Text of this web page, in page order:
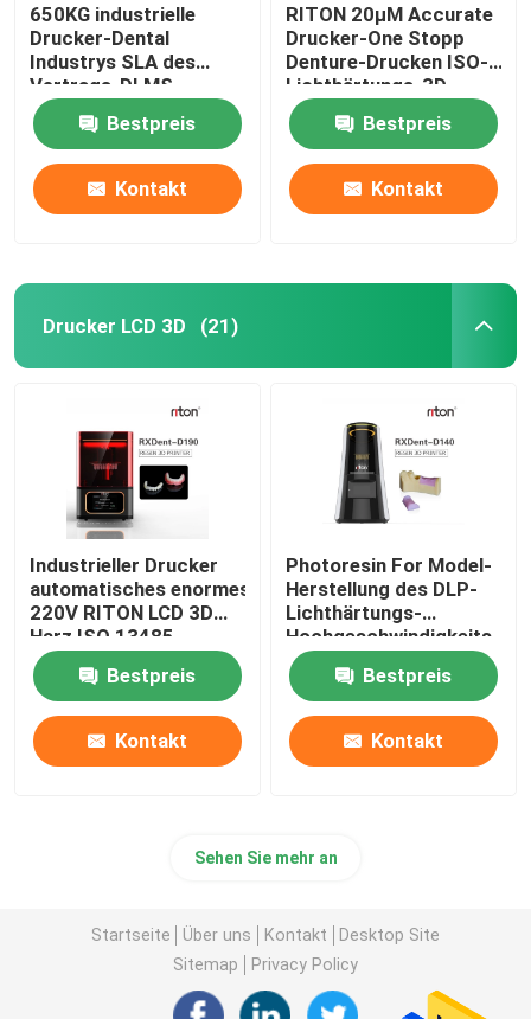
650KG industrielle
Drucker-Dental
Industrys SLA des
Vertrags-DLMS
3D Maschine
Bestpreis
Kontakt
RITON 20μM Accurate
Drucker-One Stopp
Denture-Drucken ISO-
Lichthärtungs-3D
Bestpreis
Kontakt
Drucker LCD 3D (21)
Industrieller Drucker
automatisches enormes
220V RITON LCD 3D
Harz ISO 13485
Bestpreis
Kontakt
Photoresin For Model-
Herstellung des DLP-
Lichthärtungs-
Hochgeschwindigkeits-
Drucker-3d
Bestpreis
Kontakt
Sehen Sie mehr an
Startseite Über uns Kontakt
Desktop Site
Sitemap
Privacy Policy